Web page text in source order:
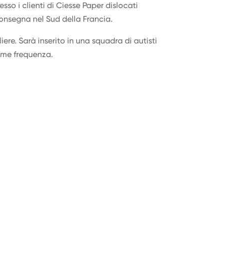
i clienti di Ciesse Paper dislocati
nel Sud della Francia.
Sarà inserito in una squadra di autisti
frequenza.